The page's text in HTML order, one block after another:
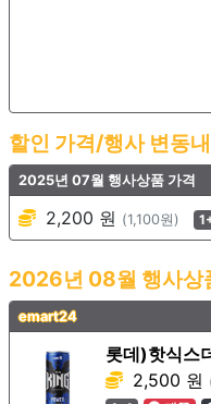
할인 가격/행사 변동
2025년 07월 행사상품 가격
2,200 원 (1,100원)
2026년 08월 행사상
emart24
롯데)핫식스
2,500 원